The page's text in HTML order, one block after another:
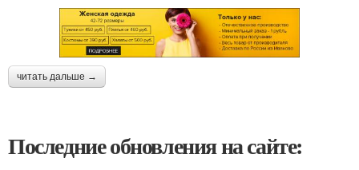
читать дальше →
Последние обновления на сайте: